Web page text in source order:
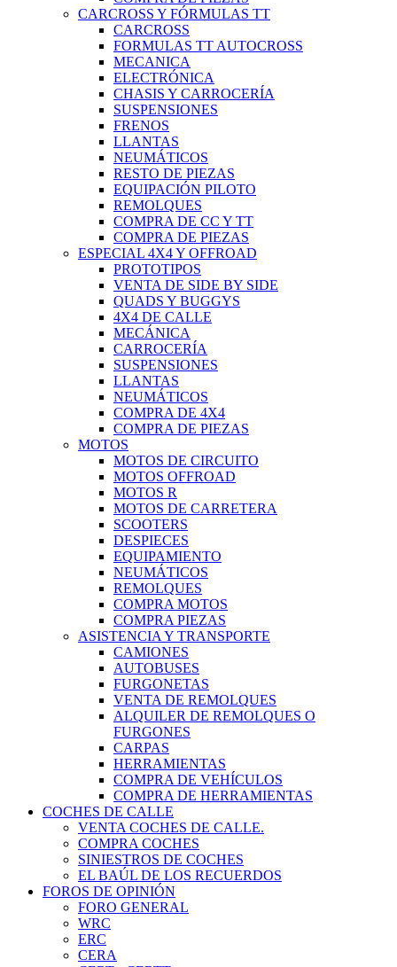
CARCROSS Y FÓRMULAS TT
CARCROSS
FORMULAS TT AUTOCROSS
MECANICA
ELECTRÓNICA
CHASIS Y CARROCERÍA
SUSPENSIONES
FRENOS
LLANTAS
NEUMÁTICOS
RESTO DE PIEZAS
EQUIPACIÓN PILOTO
REMOLQUES
COMPRA DE CC Y TT
COMPRA DE PIEZAS
ESPECIAL 4X4 Y OFFROAD
PROTOTIPOS
VENTA DE SIDE BY SIDE
QUADS Y BUGGYS
4X4 DE CALLE
MECÁNICA
CARROCERÍA
SUSPENSIONES
LLANTAS
NEUMÁTICOS
COMPRA DE 4X4
COMPRA DE PIEZAS
MOTOS
MOTOS DE CIRCUITO
MOTOS OFFROAD
MOTOS R
MOTOS DE CARRETERA
SCOOTERS
DESPIECES
EQUIPAMIENTO
NEUMÁTICOS
REMOLQUES
COMPRA MOTOS
COMPRA PIEZAS
ASISTENCIA Y TRANSPORTE
CAMIONES
AUTOBUSES
FURGONETAS
VENTA DE REMOLQUES
ALQUILER DE REMOLQUES O
FURGONES
CARPAS
HERRAMIENTAS
COMPRA DE VEHÍCULOS
COMPRA DE HERRAMIENTAS
COCHES DE CALLE
VENTA COCHES DE CALLE.
COMPRA COCHES
SINIESTROS DE COCHES
EL BAÚL DE LOS RECUERDOS
FOROS DE OPINIÓN
FORO GENERAL
WRC
ERC
CERA